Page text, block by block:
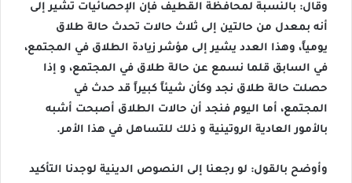
وقال: بالنسبة لمحافظة القطيف فإن الإحصائيات تشير إلى
أنه بمعدل من حالتين إلى ثلاث حالات تحدث حالة طلاق
يومياً، وهذا العدد يشير إلى مؤشر زيادة الطلاق في المجتمع،
في السابق قلما نسمع عن حالة طلاق في المجتمع، و إذا
حصلت حالة طلاق نجد وكأن شيئاً كبيراً قد حدث في
المجتمع، أما اليوم فنجد أن حالات الطلاق أصبحت أشبه
بالأمور العادية الروتينية و ذلك للتساهل في هذا الأمر.
وأوضح بالقول: لو رجعنا إلى النصوص الدينية لوجدنا التأكيد